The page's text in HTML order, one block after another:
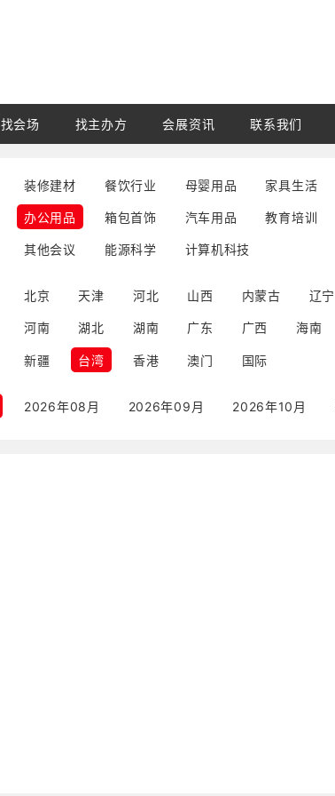
找会场 找主办方 会展资讯 联系我们
装修建材 餐饮行业 母婴用品 家具生活
办公用品 箱包首饰 汽车用品 教育培训
其他会议 能源科学 计算机科技
北京 天津 河北 山西 内蒙古 辽宁
河南 湖北 湖南 广东 广西 海南
新疆 台湾 香港 澳门 国际
2026年08月 2026年09月 2026年10月